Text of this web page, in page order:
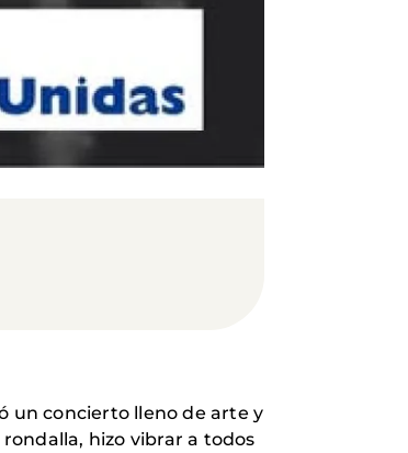
un concierto lleno de arte y
hizo vibrar a todos